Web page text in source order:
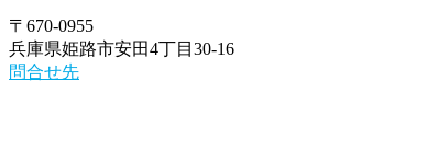
〒670-0955
兵庫県姫路市安田4丁目30-16
問合せ先